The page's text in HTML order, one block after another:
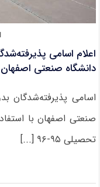
دانشگاه صنعتی اصفهان
اسامی پذیرفته‌شدگان
صنعتی اصفهان با
تحصیلی ۹۵-۹۶ [...]